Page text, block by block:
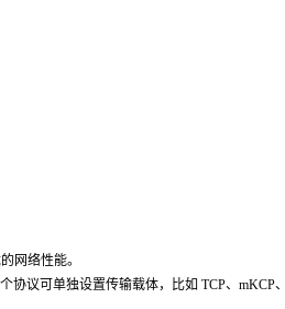
网络性能。
议可单独设置传输载体，比如 TCP、